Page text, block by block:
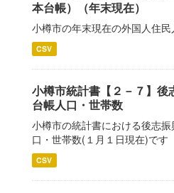
本台帳）（年末現在）
小樽市の年末現在の外国人住
CSV
小樽市統計書【２－７】後
台帳人口・世帯数
小樽市の統計書における後志
口・世帯数(１月１日現在)です
CSV